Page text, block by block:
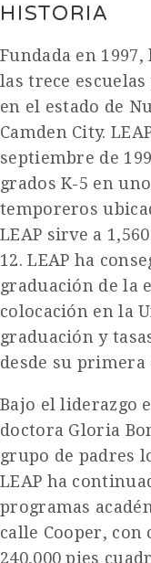
HISTORIA
Fundada en 1997,
las trece
en el estado de
Camden City.
septiembre de
grados K-5 en
temporeros
LEAP sirve a
12. LEAP ha
graduación de la
colocación en la
graduación y
desde su primera
Bajo el liderazgo
doctora Gloria
grupo de padres
LEAP ha
programas
calle Cooper, con
240,000 pies